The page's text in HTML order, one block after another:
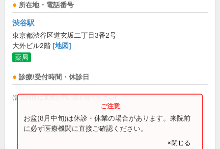
所在地・電話番号
渋谷駅
東京都渋谷区道玄坂二丁目3番2号
大外ビル2階 [地図]
薬局
診療/受付時間・休診日
(営業時間は直接お問い合わせください)
お盆(8月中旬)は休診・休業の場合があります。来院前
に必ず医療機関に直接ご確認ください。
×閉じる